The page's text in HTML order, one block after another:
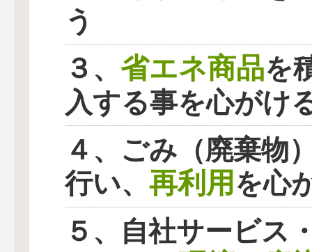
う
３、 省エネ商品を
入する事を心がけ
４、ごみ（廃棄物
行い、 再利用を心
５、自社サービス